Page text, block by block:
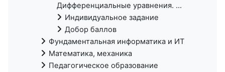
Дифференциальные уравнения. ...
Индивидуальное задание
Добор баллов
Фундаментальная информатика и ИТ
Математика, механика
Педагогическое образование